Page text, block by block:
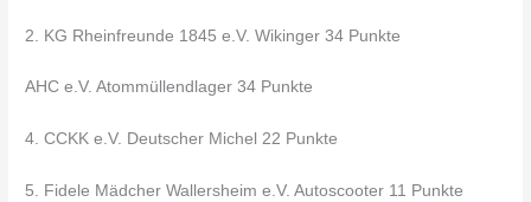
2. KG Rheinfreunde 1845 e.V. Wikinger 34 Punkte
AHC e.V. Atommüllendlager 34 Punkte
4. CCKK e.V. Deutscher Michel 22 Punkte
5. Fidele Mädcher Wallersheim e.V. Autoscooter 11 Punkte